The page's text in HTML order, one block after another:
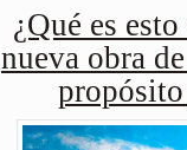
¿Qué es
nueva obra